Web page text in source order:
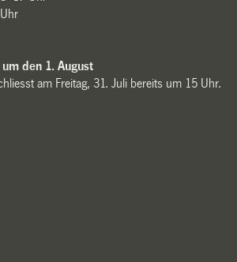
den 1. August
am Freitag, 31. Juli bereits um 15 Uhr.